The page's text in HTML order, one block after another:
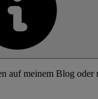
auf meinem Blog oder